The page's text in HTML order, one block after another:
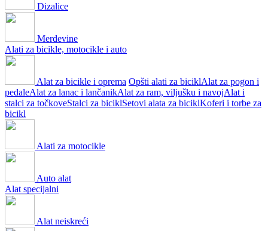
Dizalice
Merdevine
Alati za bicikle, motocikle i auto
Alat za bicikle i oprema Opšti alati za biciklAlat za pogon i
pedaleAlat za lanac i lančanikAlat za ram, viljušku i navojAlat i
stalci za točkoveStalci za biciklSetovi alata za biciklKoferi i torbe za
bicikl
Alati za motocikle
Auto alat
Alat specijalni
Alat neiskreći